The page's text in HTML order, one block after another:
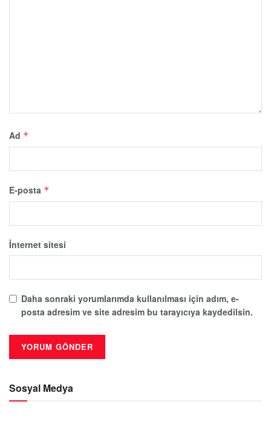
Ad *
E-posta *
İnternet sitesi
Daha sonraki yorumlarımda kullanılması için adım, e-
posta adresim ve site adresim bu tarayıcıya kaydedilsin.
Sosyal Medya